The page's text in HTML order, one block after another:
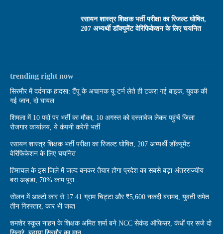
रसायन शास्त्र शिक्षक भर्ती परीक्षा का रिजल्ट घोषित,
207 अभ्यर्थी डॉक्यूमेंट वेरिफिकेशन के लिए चयनित
trending right now
सिरमौर में दर्दनाक हादसा: टैंपू के अचानक यू-टर्न लेते ही टकरा गई बाइक, युवक की
गई जान, दो घायल
शिमला में 10 पदों पर भर्ती का मौका, 10 अगस्त को दस्तावेज लेकर पहुंचें जिला
रोजगार कार्यालय, ये कंपनी करेगी भर्ती
रसायन शास्त्र शिक्षक भर्ती परीक्षा का रिजल्ट घोषित, 207 अभ्यर्थी डॉक्यूमेंट
वेरिफिकेशन के लिए चयनित
हिमाचल के इस जिले में जल्द बनकर तैयार होगा प्रदेश का सबसे बड़ा अंतरराज्यीय
बस अड्डा, 70% काम पूरा
सोलन में आल्टो कार से 17.41 ग्राम चिट्टा और ₹5,600 नकदी बरामद, युवती समेत
तीन गिरफ्तार, कार भी जब्त
शमशेर स्कूल नाहन के शिक्षक अमित शर्मा बने NCC सेकंड ऑफिसर, कंधों पर सजे दो